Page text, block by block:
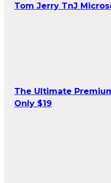
Tom Jerry TnJ
The Ultimate
Only $19